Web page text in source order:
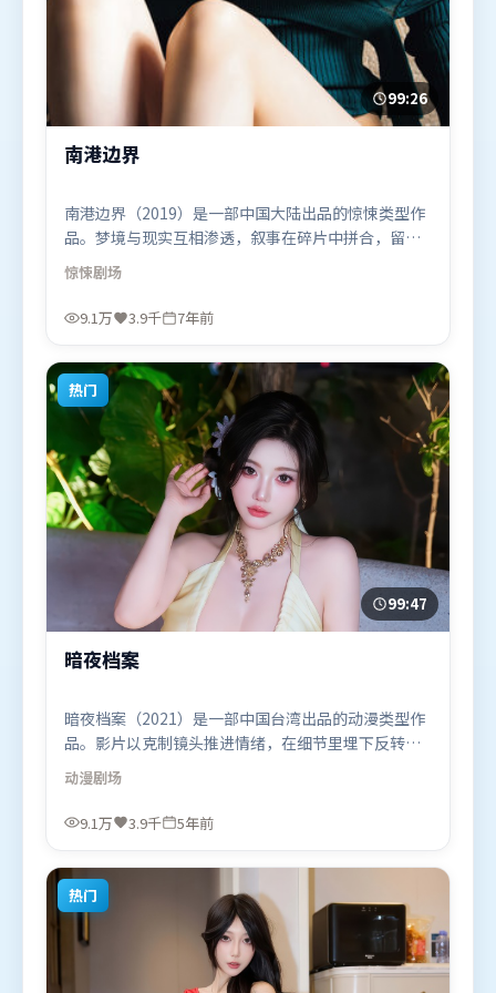
99:26
南港边界
南港边界（2019）是一部中国大陆出品的惊悚类型作
品。梦境与现实互相渗透，叙事在碎片中拼合，留给
观众回味空间。叙事线索多线并进，最终在关键节点
收束。由丹尼斯·维伦纽瓦执导，宋康昊、朱一龙、
基里安·墨菲，王景春、马东锡等联袂出演。影片于
合喜欢惊悚题材的观众观看。
惊悚剧场
9.1万 3.9千 7年前
热门
99:47
暗夜档案
暗夜档案（2021）是一部中国台湾出品的动漫类型作
品。影片以克制镜头推进情绪，在细节里埋下反转，
直至最后一刻才揭开谜底。摄影与美术共同营造出强
烈地域气质，增强沉浸感。由程耳执导，廖凡、黄
渤、白宇，全智贤等联袂出演。影片于2021年1月7日
材的观众观看。
动漫剧场
9.1万 3.9千 5年前
热门